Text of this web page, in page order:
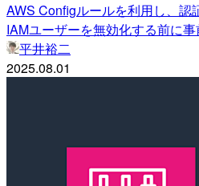
AWS Configルールを利用し、認
IAMユーザーを無効化する前に
平井裕二
2025.08.01